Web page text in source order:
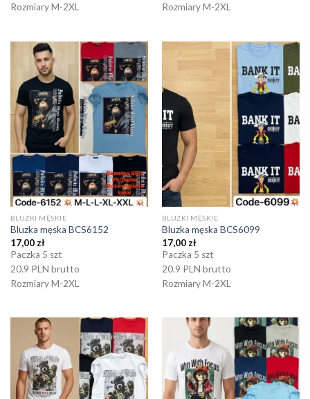
Rozmiary M-2XL
Rozmiary M-2XL
BLUZKI MĘSKIE
Bluzka męska BCS6152
17,00 zł
Paczka 5 szt
20.9 PLN brutto
Rozmiary M-2XL
BLUZKI MĘSKIE
Bluzka męska BCS6099
17,00 zł
Paczka 5 szt
20.9 PLN brutto
Rozmiary M-2XL